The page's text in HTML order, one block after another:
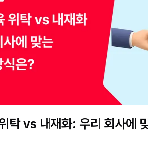
탁 vs 내재화: 우리 회사에